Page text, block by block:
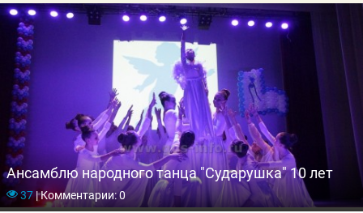
Ансамблю народного танца "Сударушка" 10 лет
37|Комментарии: 0